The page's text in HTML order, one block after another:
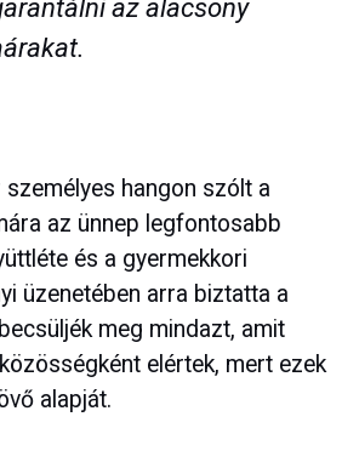
az alacsony
hangon szólt a
az ünnep legfontosabb
és a gyermekkori
üzenetében arra biztatta a
meg mindazt, amit
elértek, mert ezek
alapját.